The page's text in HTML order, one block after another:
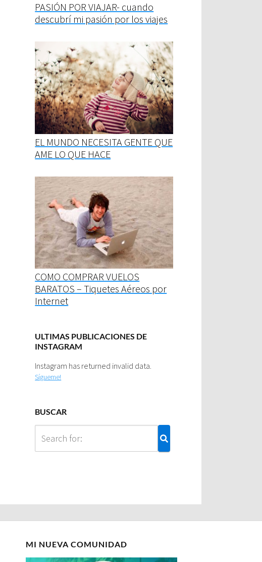
PASIÓN POR VIAJAR- cuando
descubrí mi pasión por los viajes
EL MUNDO NECESITA GENTE QUE
AME LO QUE HACE
COMO COMPRAR VUELOS
BARATOS – Tiquetes Aéreos por
Internet
ULTIMAS PUBLICACIONES DE
INSTAGRAM
Instagram has returned invalid data.
Sígueme!
BUSCAR
MI NUEVA COMUNIDAD